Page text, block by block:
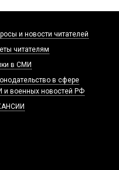
и новости читателей
читателям
в СМИ
в сфере
и военных новостей РФ